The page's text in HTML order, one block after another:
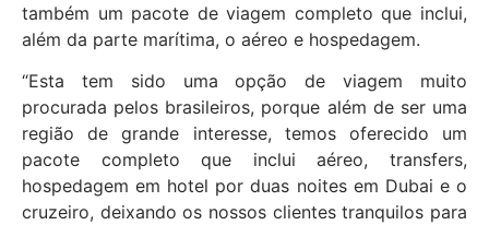
também um pacote de viagem completo que inclui,
além da parte marítima, o aéreo e hospedagem.
“Esta tem sido uma opção de viagem muito
procurada pelos brasileiros, porque além de ser uma
região de grande interesse, temos oferecido um
pacote completo que inclui aéreo, transfers,
hospedagem em hotel por duas noites em Dubai e o
cruzeiro, deixando os nossos clientes tranquilos para